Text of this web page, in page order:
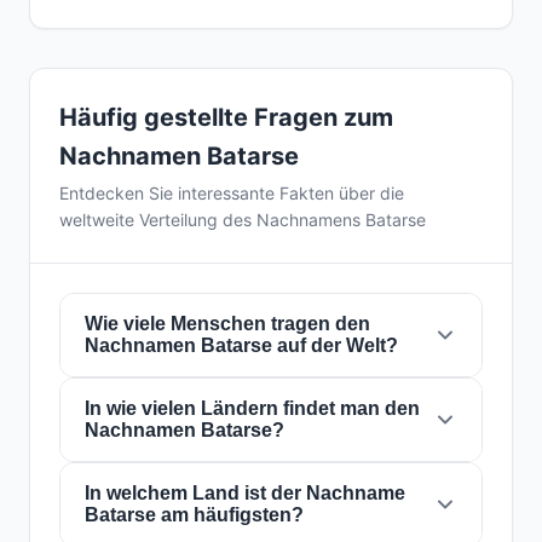
Häufig gestellte Fragen zum
Nachnamen Batarse
Entdecken Sie interessante Fakten über die
weltweite Verteilung des Nachnamens Batarse
Wie viele Menschen tragen den
Nachnamen Batarse auf der Welt?
Derzeit gibt es weltweit etwa627 Personen
mit dem NachnamenBatarse
dass etwa 1 von12,759,171 Personenauf der
Welt diesen Nachnamen trägt. Er ist in12
Ländernpräsent, was seine globale
In wie vielen Ländern findet man den
Nachnamen Batarse?
Der NachnameBatarseist in12 Ländern
der ganzen Welt präsent. Dies klassifiziert ihn
In welchem Land ist der Nachname
Batarse am häufigsten?